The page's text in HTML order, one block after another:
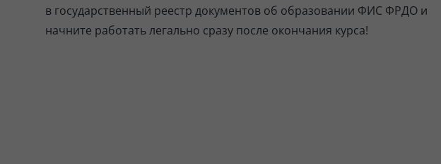
в государственный реестр документов об образовании ФИС ФРДО и
начните работать легально сразу после окончания курса!